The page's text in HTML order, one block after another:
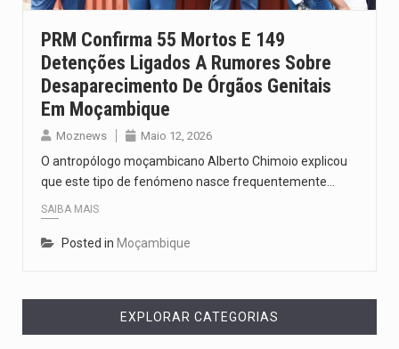
PRM Confirma 55 Mortos E 149
Detenções Ligados A Rumores Sobre
Desaparecimento De Órgãos Genitais
Em Moçambique
Moznews Maio 12, 2026
O antropólogo moçambicano Alberto Chimoio explicou
que este tipo de fenómeno nasce frequentemente…
SAIBA MAIS
Posted in Moçambique
EXPLORAR CATEGORIAS